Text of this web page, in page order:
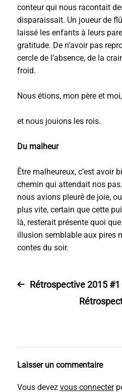
conteur qui nous racontait
disparaissait. Un joueur de
laissé les enfants à leurs
gratitude. De n’avoir pas
cercle de l’absence, de la
froid.
Nous étions, mon père et
et nous jouions les rois.
Du malheur
Être malheureux, c’est avoir
chemin qui attendait nos
nous avions pleuré de joie,
plus vite, certain que cette
là, resterait présente quoi
illusion semblable aux pires
contes du soir.
Rétrospective 2015 #1
Laisser un commentaire
Vous devez vous connecter